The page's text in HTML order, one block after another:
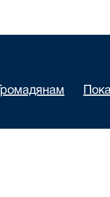
Громадянам